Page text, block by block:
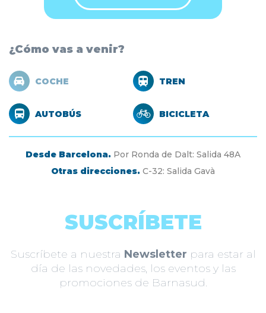
¿Cómo vas a venir?
COCHE TREN
AUTOBÚS BICICLETA
Desde Barcelona. Por Ronda de Dalt: Salida 48A
Otras direcciones. C-32: Salida Gavà
SUSCRÍBETE
Suscríbete a nuestra Newsletter para estar al
día de las novedades, los eventos y las
promociones de Barnasud.